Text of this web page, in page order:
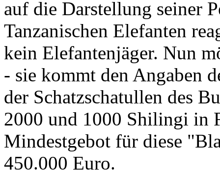
auf die Darstellung seiner
Tanzanischen Elefanten
kein Elefantenjäger. Nun
- sie kommt den Angaben
der Schatzschatullen des
2000 und 1000 Shilingi in
Mindestgebot für diese
450.000 Euro.